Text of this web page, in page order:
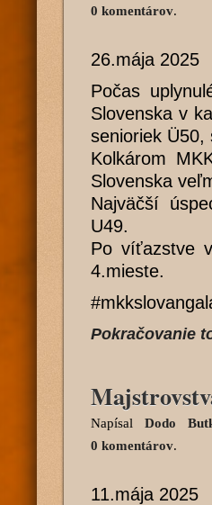
0 komentárov.
26.mája 2025
Počas
Slovenska v
senioriek Ü50,
Kolkárom
Slovenska
Najväčší
U49.
Po víťazstve
4.mieste.
Pokračovanie
Napísal Dodo
0 komentárov.
11.mája 2025